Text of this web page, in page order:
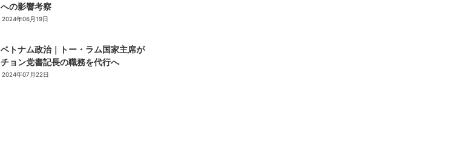
への影響考察
2024年06月19日
ベトナム政治｜トー・ラム国家主席が
チョン党書記長の職務を代行へ
2024年07月22日